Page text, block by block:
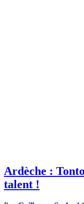
Ardèche :
talent !